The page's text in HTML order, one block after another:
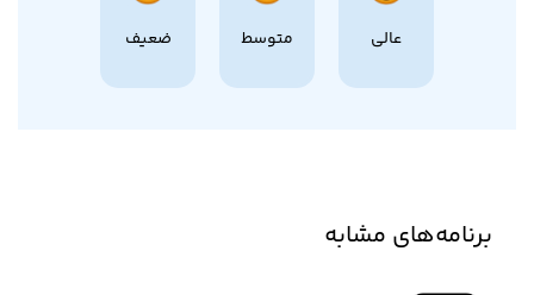
عالی متوسط ضعیف
برنامه‌های مشابه